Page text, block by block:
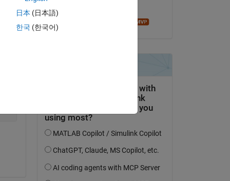
Acceptée :
日本 (日本語)
한국 (한국어)